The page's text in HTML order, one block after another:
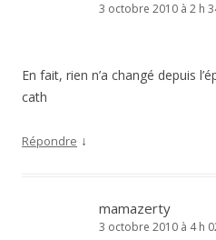
3 octobre 2010 à 2 h
En fait, rien n’a changé depuis
cath
Répondre ↓
mamazerty
3 octobre 2010 à 4 h